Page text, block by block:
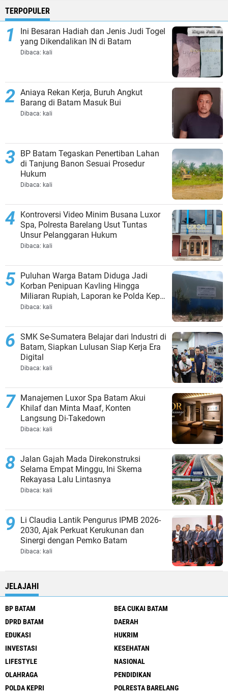
TERPOPULER
Ini Besaran Hadiah dan Jenis Judi Togel
yang Dikendalikan IN di Batam
Dibaca: kali
Aniaya Rekan Kerja, Buruh Angkut
Barang di Batam Masuk Bui
Dibaca: kali
BP Batam Tegaskan Penertiban Lahan
di Tanjung Banon Sesuai Prosedur
Hukum
Dibaca: kali
Kontroversi Video Minim Busana Luxor
Spa, Polresta Barelang Usut Tuntas
Unsur Pelanggaran Hukum
Dibaca: kali
Puluhan Warga Batam Diduga Jadi
Korban Penipuan Kavling Hingga
Miliaran Rupiah, Laporan ke Polda Kepri
Jalan di Tempat?
Dibaca: kali
SMK Se-Sumatera Belajar dari Industri di
Batam, Siapkan Lulusan Siap Kerja Era
Digital
Dibaca: kali
Manajemen Luxor Spa Batam Akui
Khilaf dan Minta Maaf, Konten
Langsung Di-Takedown
Dibaca: kali
Jalan Gajah Mada Direkonstruksi
Selama Empat Minggu, Ini Skema
Rekayasa Lalu Lintasnya
Dibaca: kali
Li Claudia Lantik Pengurus IPMB 2026-
2030, Ajak Perkuat Kerukunan dan
Sinergi dengan Pemko Batam
Dibaca: kali
JELAJAHI
BP BATAM
BEA CUKAI BATAM
DPRD BATAM
DAERAH
EDUKASI
HUKRIM
INVESTASI
KESEHATAN
LIFESTYLE
NASIONAL
OLAHRAGA
PENDIDIKAN
POLDA KEPRI
POLRESTA BARELANG